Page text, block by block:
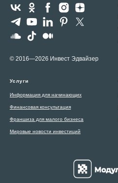
© 2016—2026 Инвест Эдвайзер
Услуги
Информация для начинающих
Финансовая консультация
Франшиза для малого бизнеса
Мировые новости инвестиций